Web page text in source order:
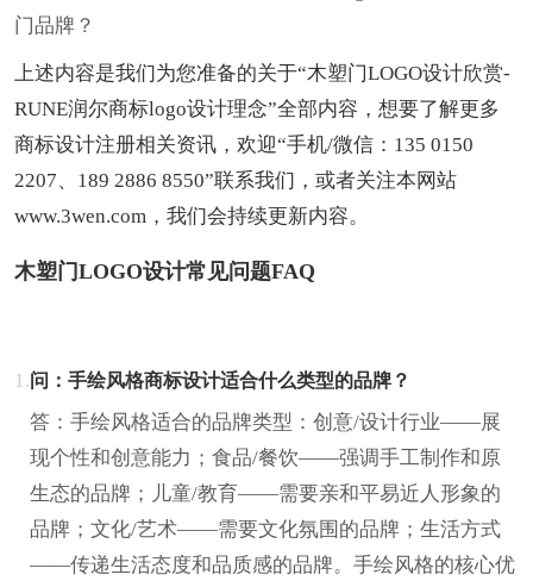
门品牌？
上述内容是我们为您准备的关于“木塑门LOGO设计欣赏-
RUNE润尔商标logo设计理念”全部内容，想要了解更多
商标设计注册相关资讯，欢迎“手机/微信：135 0150
2207、189 2886 8550”联系我们，或者关注本网站
www.3wen.com，我们会持续更新内容。
木塑门LOGO设计常见问题FAQ
1.问：手绘风格商标设计适合什么类型的品牌？
答：手绘风格适合的品牌类型：创意/设计行业——展
现个性和创意能力；食品/餐饮——强调手工制作和原
生态的品牌；儿童/教育——需要亲和平易近人形象的
品牌；文化/艺术——需要文化氛围的品牌；生活方式
——传递生活态度和品质感的品牌。手绘风格的核心优